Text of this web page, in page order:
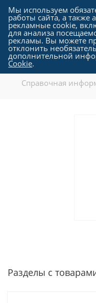
Справочная
Разделы с
Мы используем
работы сайта, а также
рекламные cookie,
для анализа
рекламы. Вы можете
отклонить
дополнительной
Cookie.